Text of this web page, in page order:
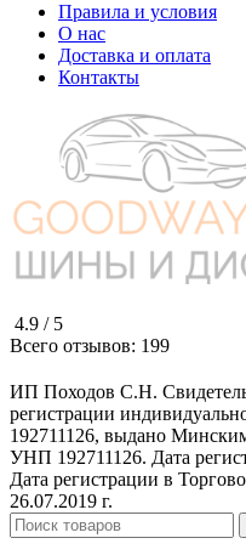
Правила и условия
О нас
Доставка и оплата
Контакты
4.9 / 5
Всего отзывов: 199
ИП Походов С.Н.
регистрации
192711126, выдано
УНП 192711126. Дата
Дата регистрации в
26.07.2019 г.